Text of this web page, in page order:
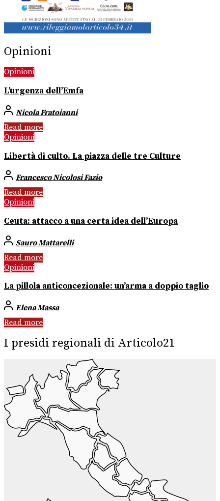
Opinioni
Opinioni
L’urgenza dell’Emfa
Nicola Fratoianni
Read more
Opinioni
Libertà di culto. La piazza delle tre Culture
Francesco Nicolosi Fazio
Read more
Opinioni
Ceuta: attacco a una certa idea dell’Europa
Sauro Mattarelli
Read more
Opinioni
La pillola anticoncezionale: un’arma a doppio taglio
Elena Massa
Read more
I presidi regionali di Articolo21